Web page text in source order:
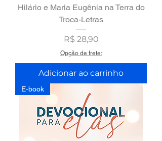
Hilário e Maria Eugênia na Terra do
Troca-Letras
Preço
R$ 28,90
Opção de frete:
Adicionar ao carrinho
E-book